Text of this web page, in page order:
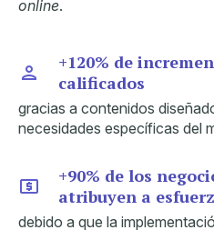
online.
+120% de
calificados
gracias a contenidos
necesidades específicas del
+90% de los
atribuyen a
debido a que la